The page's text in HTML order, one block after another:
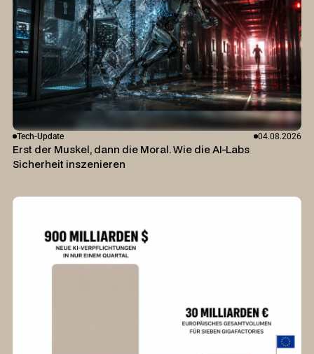
Tech-Update 04.08.2026
Erst der Muskel, dann die Moral. Wie die AI-Labs
Sicherheit inszenieren